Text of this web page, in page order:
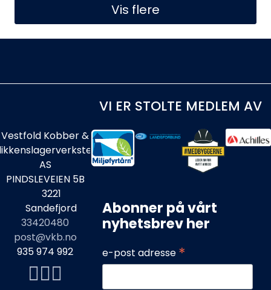
Vis flere
VI ER STOLTE MEDLEM AV
Vestfold Kobber &
AS
PINDSLEVEIEN 5B
3221
Sandefjord
33420480
post@vkb.no
935 974 992
Abonner på vårt
nyhetsbrev her
e-post adresse *